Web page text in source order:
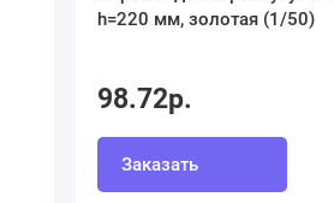
h=220 мм, золотая (1/50)
98.72р.
Заказать